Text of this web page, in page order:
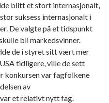
blitt et stort internasjonalt,
suksess internasjonalt i
De valgte på et tidspunkt
bli markedsvinner.
de i styret sitt vært mer
tidligere, ville de sett
konkursen var fagfolkene
av
et relativt nytt fag.